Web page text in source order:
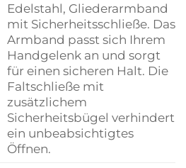
Edelstahl, Gliederarmband
mit Sicherheitsschließe. Das
Armband passt sich Ihrem
Handgelenk an und sorgt
für einen sicheren Halt. Die
Faltschließe mit
zusätzlichem
Sicherheitsbügel verhindert
ein unbeabsichtigtes
Öffnen.